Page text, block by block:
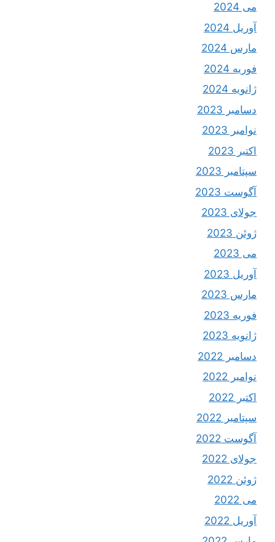
می 2024
آوریل 2024
مارس 2024
فوریه 2024
ژانویه 2024
دسامبر 2023
نوامبر 2023
اکتبر 2023
سپتامبر 2023
آگوست 2023
جولای 2023
ژوئن 2023
می 2023
آوریل 2023
مارس 2023
فوریه 2023
ژانویه 2023
دسامبر 2022
نوامبر 2022
اکتبر 2022
سپتامبر 2022
آگوست 2022
جولای 2022
ژوئن 2022
می 2022
آوریل 2022